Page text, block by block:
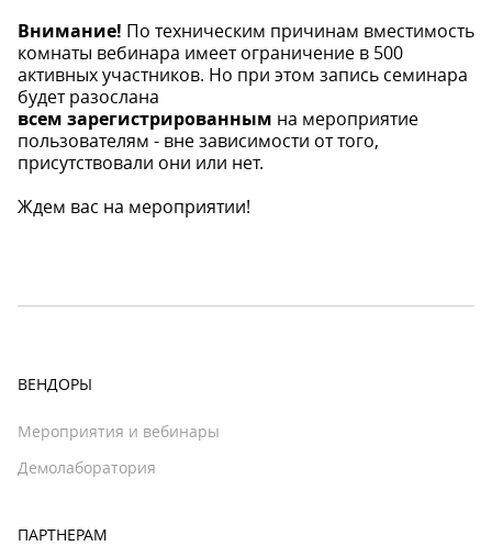
Внимание! По техническим причинам вместимость
комнаты вебинара имеет ограничение в 500
активных участников. Но при этом запись семинара
будет разослана
всем зарегистрированным на мероприятие
пользователям - вне зависимости от того,
присутствовали они или нет.
Ждем вас на мероприятии!
ВЕНДОРЫ
Мероприятия и вебинары
Демолаборатория
ПАРТНЕРАМ